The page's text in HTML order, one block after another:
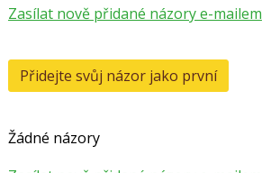
Zasílat nově přidané názory e-mailem
Přidejte svůj názor jako první
Žádné názory